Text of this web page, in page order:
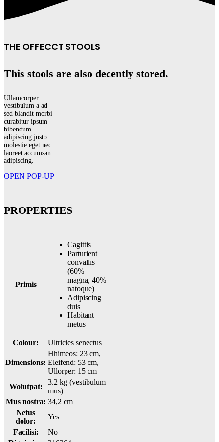
THE OFFECCT STOOLS
This stools are also decently stored.
Ullamcorper
vestibulum a ad
sed blandit morbi
curabitur ipsum
bibendum
adipiscing justo
molestie eget nec
laoreet accumsan
adipiscing.
OPEN POP-UP
PROPERTIES
Primis
Cagittis
Parturient
convallis
(60%
magna, 40%
natoque)
Adipiscing
duis
Habitant
metus
Colour: Ultricies senectus
Dimensions:
Hhimeos: 23 cm,
Eleifend: 53 cm,
Ullorper: 15 cm
Wolutpat:
3.2 kg (vestibulum
mus)
Mus nostra: 34,2 cm
Netus
dolor:
Yes
Facilisi:
No